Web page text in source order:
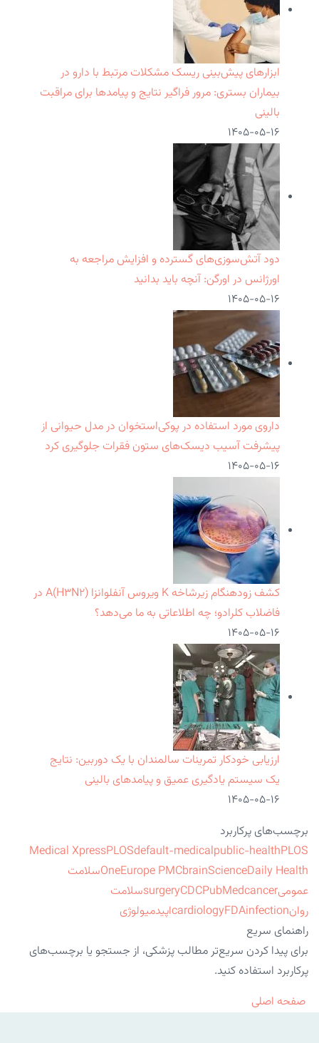
ابزارهای پیش‌بینی ریسک مشکلات مرتبط با دارو در
بیماران بستری: مرور فراگیر نتایج و پیامدها برای مراقبت
بالینی
۱۴۰۵-۰۵-۱۶
دود آتش‌سوزی‌های گسترده و افزایش مراجعه به
اورژانس در اورگن: آنچه باید بدانید
۱۴۰۵-۰۵-۱۶
داروی مورد استفاده در پوکی‌استخوان در مدل حیوانی از
پیشرفت آسیب دیسک‌های ستون فقرات جلوگیری کرد
۱۴۰۵-۰۵-۱۶
کشف زودهنگام زیرشاخه K ویروس آنفلوانزا A(H۳N۲) در
فاضلاب کلرادو؛ چه اطلاعاتی به ما می‌دهد؟
۱۴۰۵-۰۵-۱۶
ارزیابی خودکار تمرینات سالمندان با یک دوربین: نتایج
یک سیستم یادگیری عمیق و پیامدهای بالینی
۱۴۰۵-۰۵-۱۶
برچسب‌های پرکاربرد
Medical XpressPLOSdefault-medicalpublic-healthPLOS
OneEurope PMCbrainScienceDaily Health
سلامت
عمومی
surgeryCDCPubMedcancer
سلامت
روان
cardiologyFDAinfection
اپیدمیولوژی
راهنمای سریع
برای پیدا کردن سریع‌تر مطالب پزشکی، از جستجو یا برچسب‌های
پرکاربرد استفاده کنید.
صفحه اصلی